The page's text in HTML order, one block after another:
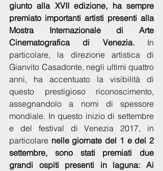
giunto alla XVII edizione, ha sempre
premiato importanti artisti presenti alla
Mostra Internazionale di Arte
Cinematografica di Venezia. In
particolare, la direzione artistica di
Gianvito Casadonte, negli ultimi quattro
anni, ha accentuato la visibilità di
questo prestigioso riconoscimento,
assegnandolo a nomi di spessore
mondiale. In questo inizio di settembre
e del festival di Venezia 2017, in
particolare nelle giornate del 1 e del 2
settembre, sono stati premiati due
grandi ospiti presenti in laguna: Ai